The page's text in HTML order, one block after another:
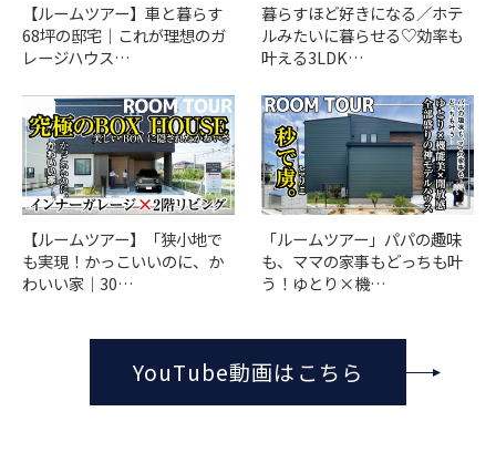
【ルームツアー】車と暮らす
68坪の邸宅｜これが理想のガ
レージハウス…
暮らすほど好きになる／ホテ
ルみたいに暮らせる♡効率も
叶える3LDK…
【ルームツアー】「狭小地で
も実現！かっこいいのに、か
わいい家｜30…
「ルームツアー」パパの趣味
も、ママの家事もどっちも叶
う！ゆとり×機…
YouTube動画はこちら